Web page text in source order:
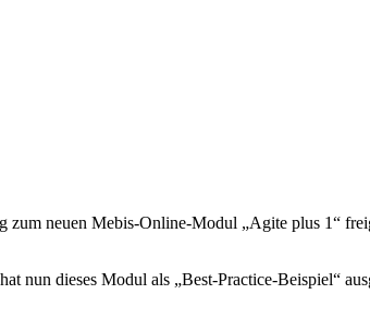
zum neuen Mebis-Online-Modul „Agite plus 1“
nun dieses Modul als „Best-Practice-Beispiel“